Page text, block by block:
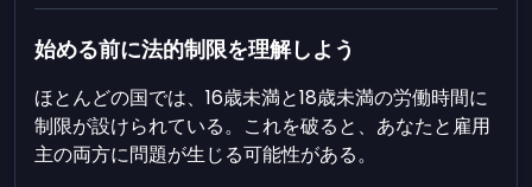
始める前に法的制限を理解しよう
ほとんどの国では、16歳未満と18歳未満の労働時間に
制限が設けられている。これを破ると、あなたと雇用
主の両方に問題が生じる可能性がある。